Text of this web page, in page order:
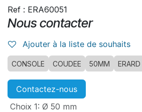
Ref : ERA60051
Nous contacter
Ajouter à la liste de souhaits
CONSOLE COUDEE 50MM ERARD
Contactez-nous
Choix 1: Ø 50 mm